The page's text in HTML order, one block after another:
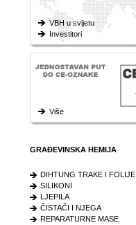
VBH u svijetu
Investitori
Više
GRAĐEVINSKA HEMIJA
DIHTUNG TRAKE I FOLIJE
SILIKONI
LJEPILA
ČISTAČI I NJEGA
REPARATURNE MASE